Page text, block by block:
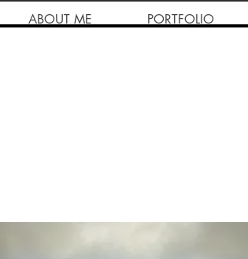
ABOUT ME PORTFOLIO